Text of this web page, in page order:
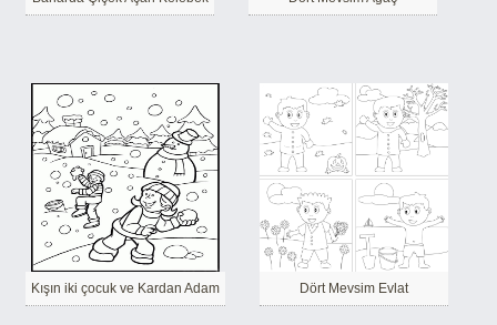
Kışın iki çocuk ve Kardan Adam Dört Mevsim Evlat